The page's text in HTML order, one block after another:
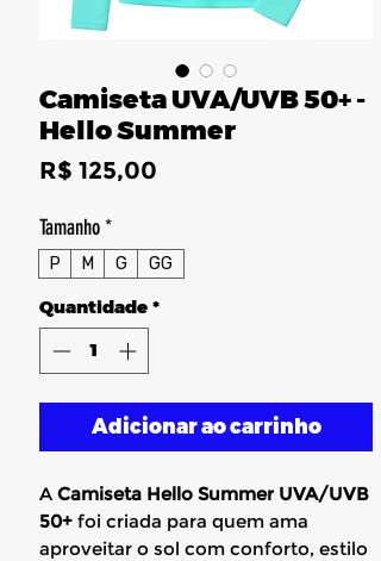
Camiseta UVA/UVB 50+ -
Hello Summer
R$ 125,00
Tamanho*
P M G GG
Quantidade *
Adicionar ao carrinho
A Camiseta Hello Summer UVA/UVB
50+ foi criada para quem ama
aproveitar o sol com conforto, estilo